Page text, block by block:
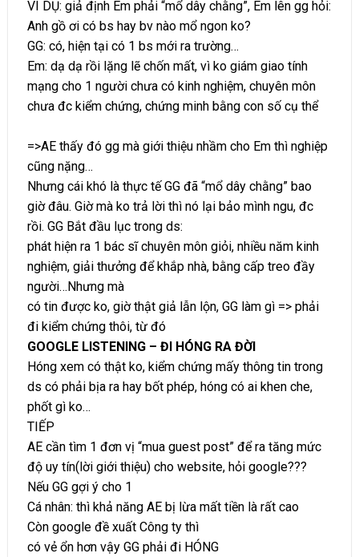
VÍ DỤ: giả định Em phải “mổ dây chằng”, Em lên gg hỏi:
Anh gồ ơi có bs hay bv nào mổ ngon ko?
GG: có, hiện tại có 1 bs mới ra trường…
Em: dạ dạ rồi lặng lẽ chốn mất, vì ko giám giao tính
mạng cho 1 người chưa có kinh nghiệm, chuyên môn
chưa đc kiểm chứng, chứng minh bằng con số cụ thể
=>AE thấy đó gg mà giới thiệu nhầm cho Em thì nghiệp
cũng nặng…
Nhưng cái khó là thực tế GG đã “mổ dây chằng” bao
giờ đâu. Giờ mà ko trả lời thì nó lại bảo mình ngu, đc
rồi. GG Bắt đầu lục trong ds:
phát hiện ra 1 bác sĩ chuyên môn giỏi, nhiều năm kinh
nghiệm, giải thưởng để khắp nhà, bằng cấp treo đầy
người…Nhưng mà
có tin được ko, giờ thật giả lẫn lộn, GG làm gì => phải
đi kiểm chứng thôi, từ đó
GOOGLE LISTENING – ĐI HÓNG RA ĐỜI
Hóng xem có thật ko, kiểm chứng mấy thông tin trong
ds có phải bịa ra hay bốt phép, hóng có ai khen che,
phốt gì ko…
TIẾP
AE cần tìm 1 đơn vị “mua guest post” để ra tăng mức
độ uy tín(lời giới thiệu) cho website, hỏi google???
Nếu GG gợi ý cho 1
Cá nhân: thì khả năng AE bị lừa mất tiền là rất cao
Còn google đề xuất Công ty thì
có vẻ ổn hơn vậy GG phải đi HÓNG